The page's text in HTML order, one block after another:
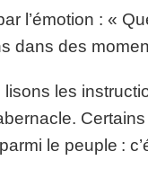
l’émotion : «
dans des
les
le peuple :